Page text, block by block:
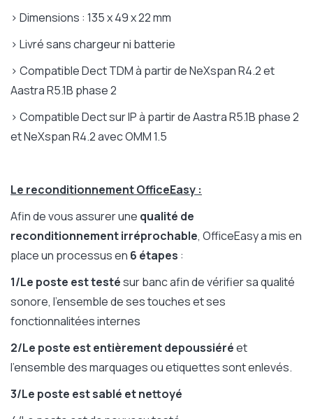
> Dimensions : 135 x 49 x 22 mm
> Livré sans chargeur ni batterie
> Compatible Dect TDM à partir de NeXspan R4.2 et
Aastra R5.1B phase 2
> Compatible Dect sur IP à partir de Aastra R5.1B phase 2
et NeXspan R4.2 avec OMM 1.5
Le reconditionnement OfficeEasy :
Afin de vous assurer une qualité de
reconditionnement irréprochable, OfficeEasy a mis en
place un processus en 6 étapes :
1/Le poste est testésur banc afin de vérifier sa qualité
sonore, l'ensemble de ses touches et ses
fonctionnalitées internes
2/Le poste est entièrement depoussiéréet
l'ensemble des marquages ou etiquettes sont enlevés.
3/Le poste est sablé et nettoyé